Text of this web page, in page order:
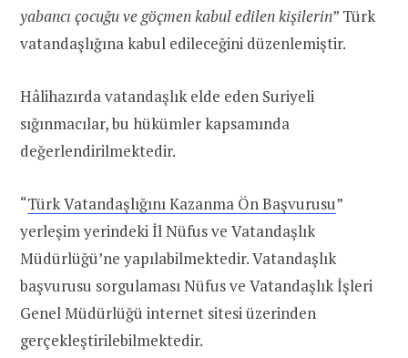
yabancı çocuğu ve göçmen kabul edilen kişilerin” Türk
vatandaşlığına kabul edileceğini düzenlemiştir.
Hâlihazırda vatandaşlık elde eden Suriyeli
sığınmacılar, bu hükümler kapsamında
değerlendirilmektedir.
“Türk Vatandaşlığını Kazanma Ön Başvurusu”
yerleşim yerindeki İl Nüfus ve Vatandaşlık
Müdürlüğü’ne yapılabilmektedir. Vatandaşlık
başvurusu sorgulaması Nüfus ve Vatandaşlık İşleri
Genel Müdürlüğü internet sitesi üzerinden
gerçekleştirilebilmektedir.